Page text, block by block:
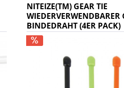
NITEIZE(TM) GEAR TIE
BINDEDRAHT (4ER PACK)